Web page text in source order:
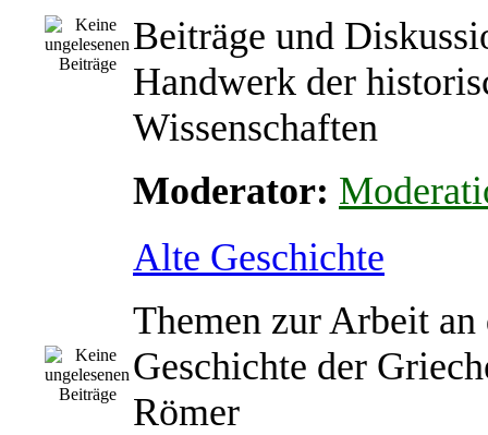
Beiträge und
Handwerk der
Wissenschaften
Moderator:
Alte Geschichte
Themen zur Arbeit an
Geschichte der
Römer